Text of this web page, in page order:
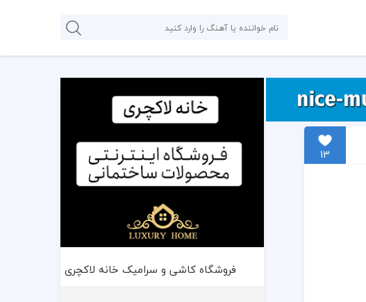
13
فروشگاه کاشی و سرامیک خانه لاکچری